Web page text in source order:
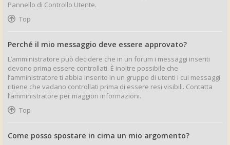
Pannello di Controllo Utente.
Top
Perché il mio messaggio deve essere approvato?
L’amministratore può decidere che in un forum i messaggi inseriti
devono prima essere controllati. È inoltre possibile che
l’amministratore ti abbia inserito in un gruppo di utenti i cui messaggi
ritiene che vadano controllati prima di essere resi visibili. Contatta
l’amministratore per maggiori informazioni.
Top
Come posso spostare in cima un mio argomento?